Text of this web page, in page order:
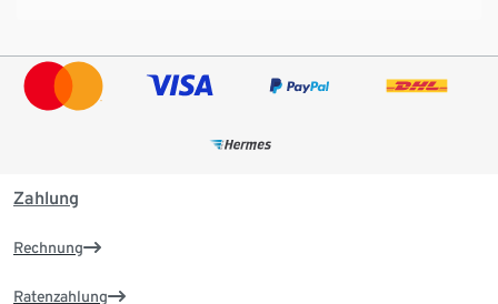
Zahlung
Rechnung
Ratenzahlung